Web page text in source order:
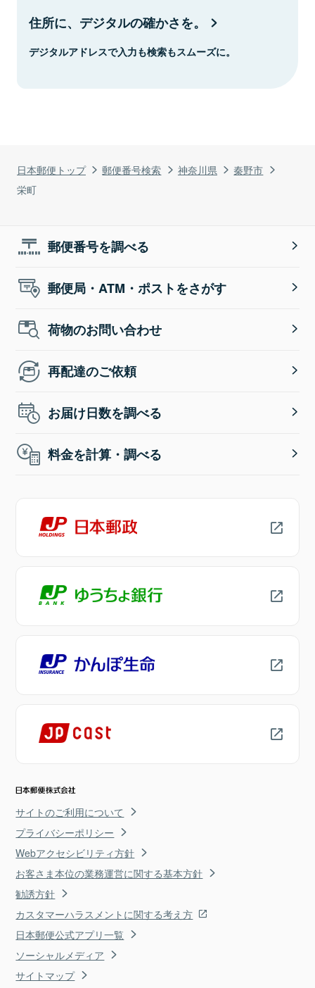
日本郵便トップ 郵便番号検索 神奈川県
秦野市
栄町
住所に、デジタルの確かさを。
デジタルアドレスで入力も検索もスムーズに。
郵便番号を調べる
郵便局・ATM・ポストをさがす
荷物のお問い合わせ
再配達のご依頼
お届け日数を調べる
料金を計算・調べる
サイトのご利用について
プライバシーポリシー
Webアクセシビリティ方針
お客さま本位の業務運営に関する基本方針
勧誘方針
カスタマーハラスメントに関する考え方
日本郵便公式アプリ一覧
ソーシャルメディア
サイトマップ